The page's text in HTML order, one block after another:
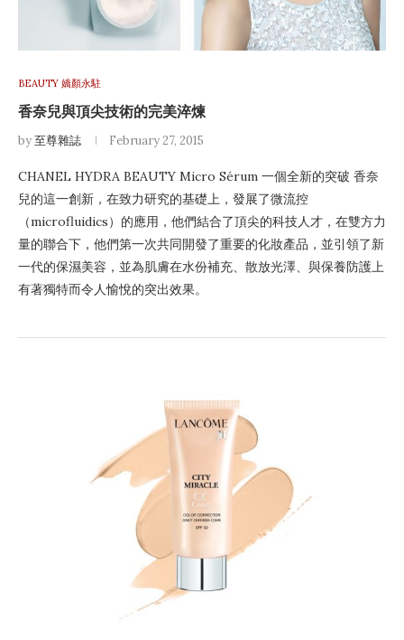
BEAUTY 嬌顏永駐
香奈兒與頂尖技術的完美淬煉
by至尊雜誌 February 27, 2015
CHANEL HYDRA BEAUTY Micro Sérum 一個全新的突破 香奈
兒的這一創新，在致力研究的基礎上，發展了微流控
（microfluidics）的應用，他們結合了頂尖的科技人才，在雙方力
量的聯合下，他們第一次共同開發了重要的化妝產品，並引領了新
一代的保濕美容，並為肌膚在水份補充、散放光澤、與保養防護上
有著獨特而令人愉悅的突出效果。